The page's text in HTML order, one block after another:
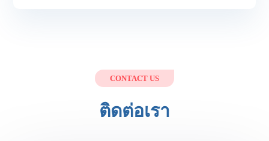
CONTACT US
ติดต่อเรา